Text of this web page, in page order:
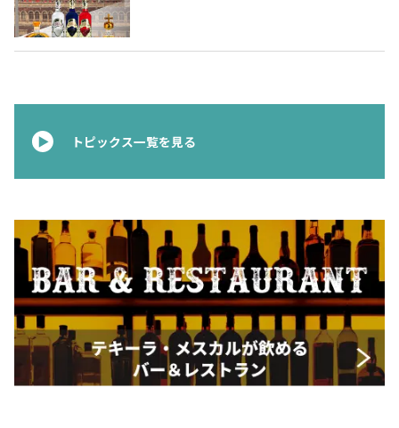
トピックス一覧を見る